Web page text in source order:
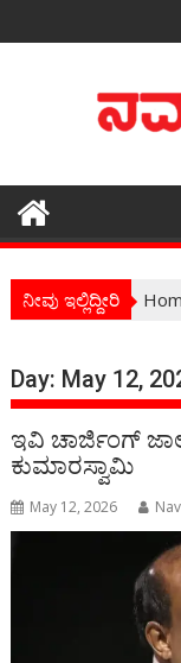
to
ನೀವು ಇಲ್ಲಿದ್ದೀರಿ
Day: May 12,
ಇವಿ ಚಾರ್ಜಿಂಗ್
ಕುಮಾರಸ್ವಾಮಿ
May 12, 2026